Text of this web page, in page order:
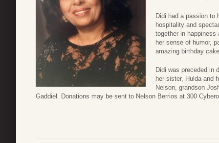
Didi had a passion to
hospitality and
together in happiness
her sense of humor,
amazing birthday
Didi was preceded in
her sister, Hulda and
Nelson, grandson
Gaddiel. Donations may be sent to Nelson Berrios at 300